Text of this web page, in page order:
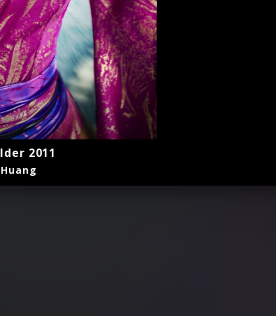
2011